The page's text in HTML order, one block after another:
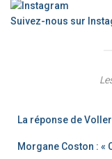
Suivez-nous sur
La réponse de
Morgane Coston : «